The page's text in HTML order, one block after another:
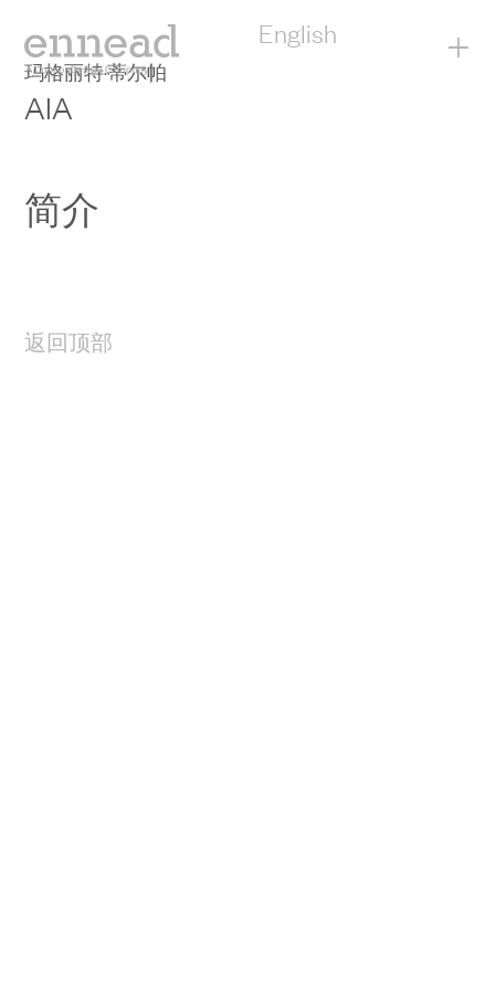
English +
玛格丽特·蒂尔帕
AIA
简介
返回顶部